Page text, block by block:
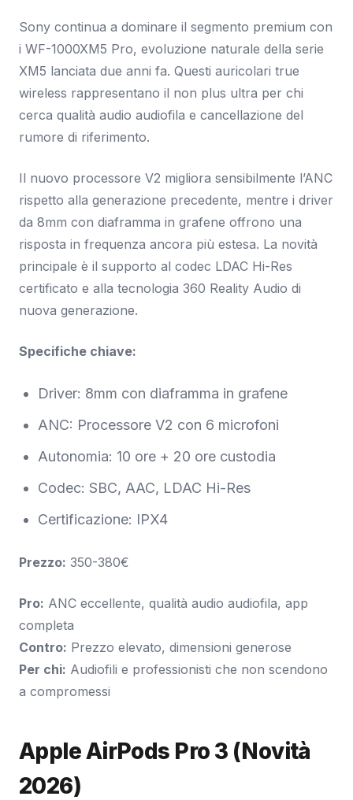
Sony continua a dominare il segmento premium con
i WF-1000XM5 Pro, evoluzione naturale della serie
XM5 lanciata due anni fa. Questi auricolari true
wireless rappresentano il non plus ultra per chi
cerca qualità audio audiofila e cancellazione del
rumore di riferimento.
Il nuovo processore V2 migliora sensibilmente l’ANC
rispetto alla generazione precedente, mentre i driver
da 8mm con diaframma in grafene offrono una
risposta in frequenza ancora più estesa. La novità
principale è il supporto al codec LDAC Hi-Res
certificato e alla tecnologia 360 Reality Audio di
nuova generazione.
Specifiche chiave:
Driver: 8mm con diaframma in grafene
ANC: Processore V2 con 6 microfoni
Autonomia: 10 ore + 20 ore custodia
Codec: SBC, AAC, LDAC Hi-Res
Certificazione: IPX4
Prezzo: 350-380€
Pro: ANC eccellente, qualità audio audiofila, app
completa
Contro: Prezzo elevato, dimensioni generose
Per chi: Audiofili e professionisti che non scendono
a compromessi
Apple AirPods Pro 3 (Novità
2026)